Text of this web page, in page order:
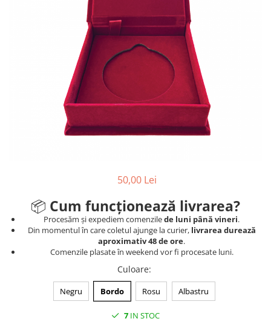
Alte ramuri sportive
50,00 Lei
📦 Cum funcționează livrarea?
Procesăm și expediem comenzilede luni până vineri.
Din momentul în care coletul ajunge la curier, livrarea durează
aproximativ 48 de ore.
Comenzile plasate în weekend vor fi procesate luni.
Culoare:
Negru Bordo Rosu Albastru
7 IN STOC